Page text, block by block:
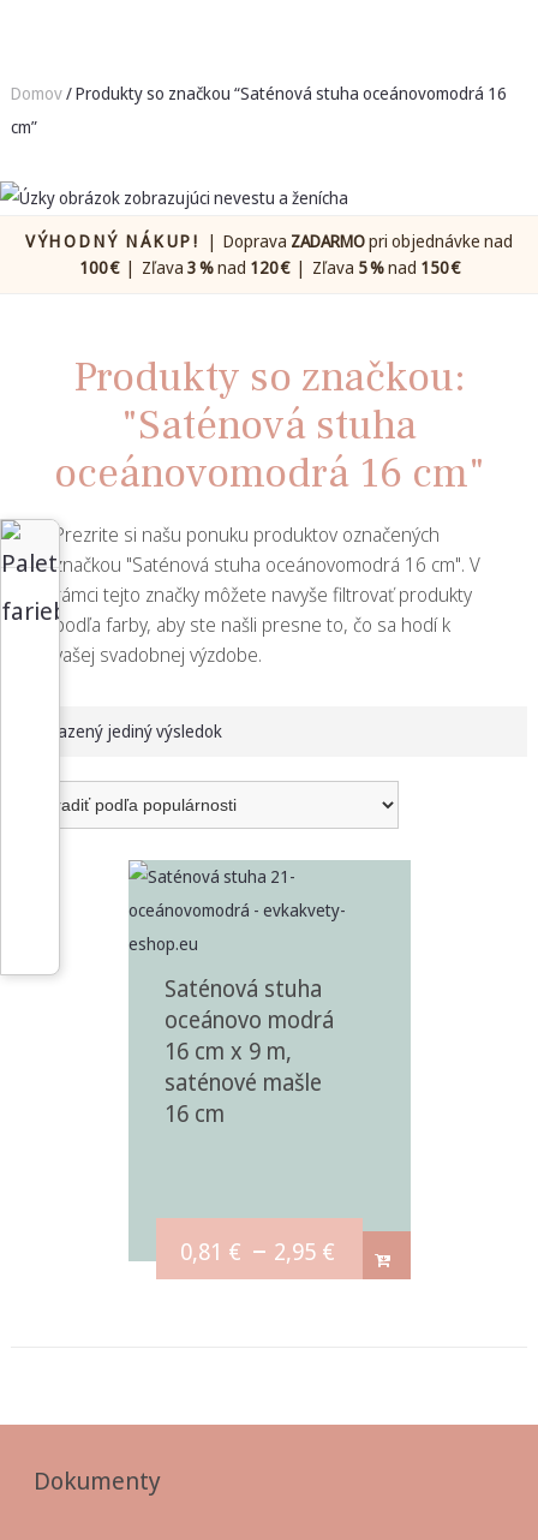
Domov/ Produkty so značkou “Saténová stuha oceánovomodrá 16
cm”
VÝHODNÝ NÁKUP! | Doprava ZADARMOpri objednávke nad
100 €| Zľava 3 %nad 120 €| Zľava 5 %nad 150 €
Produkty so značkou:
"Saténová stuha
oceánovomodrá 16 cm"
Prezrite si našu ponuku produktov označených
značkou "Saténová stuha oceánovomodrá 16 cm". V
rámci tejto značky môžete navyše filtrovať produkty
podľa farby, aby ste našli presne to, čo sa hodí k
vašej svadobnej výzdobe.
Zobrazený jediný výsledok
Saténová stuha
oceánovo modrá
16 cm x 9 m,
saténové mašle
16 cm
0,81 € – 2,95 €
Dokumenty